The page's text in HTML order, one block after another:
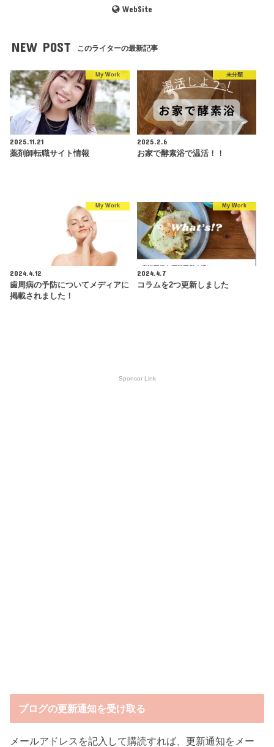
WebSite
NEW POST このライターの最新記事
My Work
2025.11.21
薬剤師転職サイト情報
未分類
2025.2.6
お家で酵素浴で温活！！
My Work
2024.4.12
歯周病の予防についてメディアに
掲載されました！
My Work
2024.4.7
コラムを2つ更新しました
Sponsor Link
ブログの更新通知を受け取る
メールアドレスを記入して購読すれば、更新通知をメー